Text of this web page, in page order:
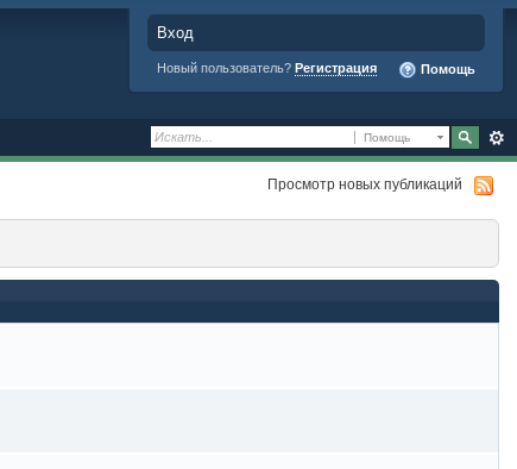
Вход
Новый пользователь? Регистрация Помощь
Помощь
Просмотр новых публикаций